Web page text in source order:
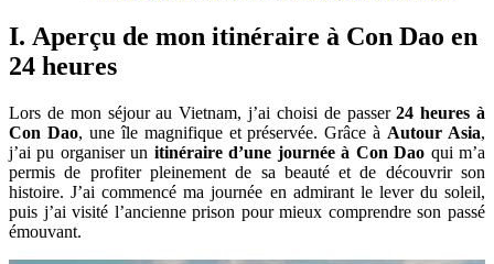
I. Aperçu de mon itinéraire à Con Dao en
24 heures
Lors de mon séjour au Vietnam, j’ai choisi de passer24 heures à
Con Dao, une île magnifique et préservée. Grâce à Autour Asia,
j’ai pu organiser un itinéraire d’une journée à Con Dao qui m’a
permis de profiter pleinement de sa beauté et de découvrir son
histoire. J’ai commencé ma journée en admirant le lever du soleil,
puis j’ai visité l’ancienne prison pour mieux comprendre son passé
émouvant.